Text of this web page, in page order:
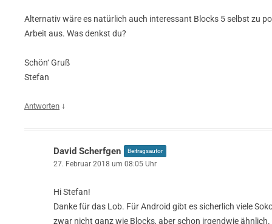
Alternativ wäre es natürlich auch interessant Blocks 5 selbst zu
Arbeit aus. Was denkst du?
Schön‘ Gruß
Stefan
Antworten ↓
David Scherfgen Beitragsautor
27. Februar 2018 um 08:05 Uhr
Hi Stefan!
Danke für das Lob. Für Android gibt es sicherlich viele
zwar nicht ganz wie Blocks, aber schon irgendwie